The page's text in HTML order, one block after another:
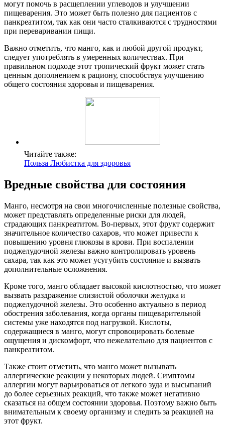
могут помочь в расщеплении углеводов и улучшении
пищеварения. Это может быть полезно для пациентов с
панкреатитом, так как они часто сталкиваются с трудностями
при переваривании пищи.
Важно отметить, что манго, как и любой другой продукт,
следует употреблять в умеренных количествах. При
правильном подходе этот тропический фрукт может стать
ценным дополнением к рациону, способствуя улучшению
общего состояния здоровья и пищеварения.
Читайте также:
Польза Любистка для здоровья
Вредные свойства для состояния
Манго, несмотря на свои многочисленные полезные свойства,
может представлять определенные риски для людей,
страдающих панкреатитом. Во-первых, этот фрукт содержит
значительное количество сахаров, что может привести к
повышению уровня глюкозы в крови. При воспалении
поджелудочной железы важно контролировать уровень
сахара, так как это может усугубить состояние и вызвать
дополнительные осложнения.
Кроме того, манго обладает высокой кислотностью, что может
вызвать раздражение слизистой оболочки желудка и
поджелудочной железы. Это особенно актуально в период
обострения заболевания, когда органы пищеварительной
системы уже находятся под нагрузкой. Кислоты,
содержащиеся в манго, могут спровоцировать болевые
ощущения и дискомфорт, что нежелательно для пациентов с
панкреатитом.
Также стоит отметить, что манго может вызывать
аллергические реакции у некоторых людей. Симптомы
аллергии могут варьироваться от легкого зуда и высыпаний
до более серьезных реакций, что также может негативно
сказаться на общем состоянии здоровья. Поэтому важно быть
внимательным к своему организму и следить за реакцией на
этот фрукт.